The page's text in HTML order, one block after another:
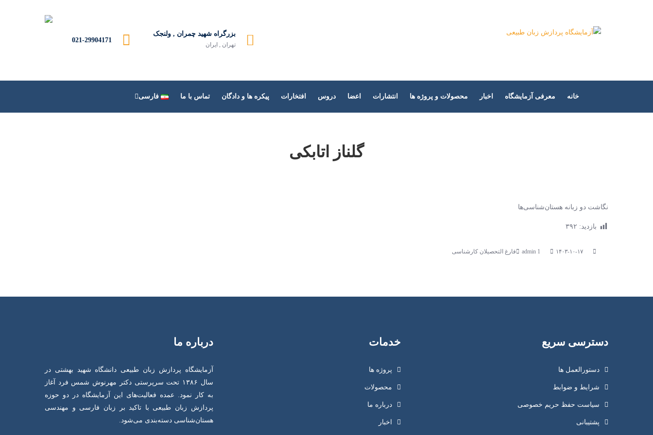
بزرگراه شهید چمران , ولنجک
تهران , ایران
021-29904171
خانه معرفی آزمایشگاه اخبار محصولات و پروژه ها انتشارات اعضا دروس افتخارات پیکره ها و دادگان تماس با ما فارسی
گلناز اتابکی
نگاشت دو زبانه هستان‌شناسی‌ها
بازدید: ۳۹۲
۱۴۰۳-۱۰-۱۷ فارغ التحصیلان کارشناسی
درباره ما
آزمایشگاه پردازش زبان طبیعی دانشگاه شهید بهشتی در
سال ۱۳۸۶ تحت سرپرستی دکتر مهرنوش شمس فرد آغاز
به کار نمود. عمده فعالیت‌های این آزمایشگاه در دو حوزه
پردازش زبان طبیعی با تاکید بر زبان فارسی و مهندسی
هستان‌شناسی دسته‌بندی می‌شود.
خدمات
پروژه ها
محصولات
درباره ما
اخبار
دسترسی سریع
دستورالعمل ها
شرایط و ضوابط
سیاست حفظ حریم خصوصی
پشتیبانی